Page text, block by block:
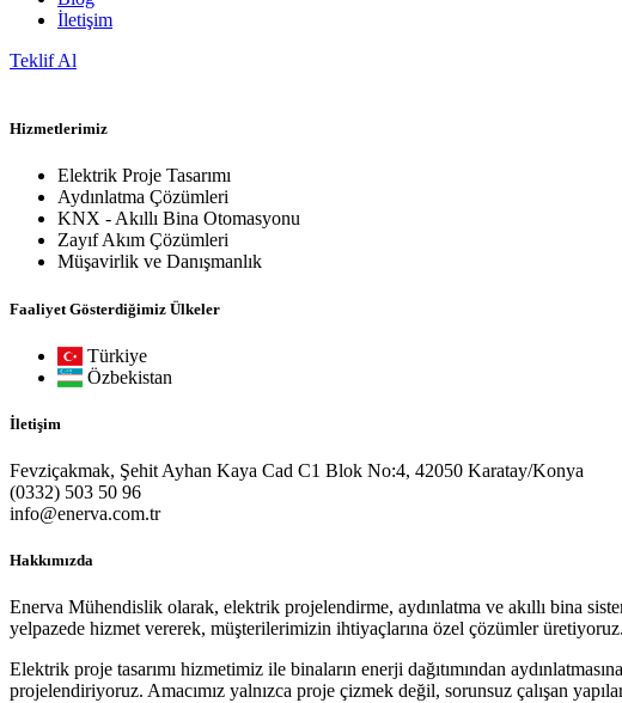
İletişim
Teklif Al
Hizmetlerimiz
Elektrik Proje Tasarımı
Aydınlatma Çözümleri
KNX - Akıllı Bina Otomasyonu
Zayıf Akım Çözümleri
Müşavirlik ve Danışmanlık
Faaliyet Gösterdiğimiz Ülkeler
Türkiye
Özbekistan
İletişim
Fevziçakmak, Şehit Ayhan Kaya Cad C1 Blok No:4, 42050 Karatay/Konya
(0332) 503 50 96
info@enerva.com.tr
Hakkımızda
Enerva Mühendislik olarak, elektrik projelendirme, aydınlatma ve akıllı bina
yelpazede hizmet vererek, müşterilerimizin ihtiyaçlarına özel çözümler üretiyoruz.
Elektrik proje tasarımı hizmetimiz ile binaların enerji dağıtımından
projelendiriyoruz. Amacımız yalnızca proje çizmek değil, sorunsuz çalışan